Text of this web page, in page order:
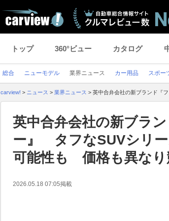
トップ 360°ビュー カタログ
総合 ニューモデル 業界ニュース カー用品 スポー
carview! > ニュース > 業界ニュース > 英中合弁会社の新ブランド『
英中合弁会社の新ブラ
ー』 タフなSUVシリー
可能性も 価格も異なり
2026.05.18 07:05掲載